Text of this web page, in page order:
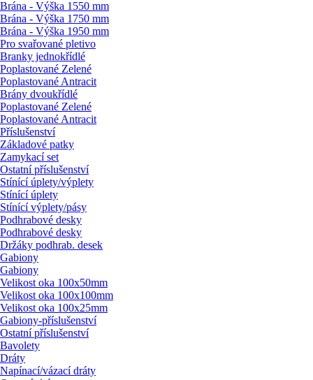
Brána - Výška 1550 mm
Brána - Výška 1750 mm
Brána - Výška 1950 mm
Pro svařované pletivo
Branky jednokřídlé
Poplastované Zelené
Poplastované Antracit
Brány dvoukřídlé
Poplastované Zelené
Poplastované Antracit
Příslušenství
Základové patky
Zamykací set
Ostatní příslušenství
Stínící úplety/výplety
Stínící úplety
Stínící výplety/pásy
Podhrabové desky
Podhrabové desky
Držáky podhrab. desek
Gabiony
Gabiony
Velikost oka 100x50mm
Velikost oka 100x100mm
Velikost oka 100x25mm
Gabiony-příslušenství
Ostatní příslušenství
Bavolety
Dráty
Napínací/vázací dráty